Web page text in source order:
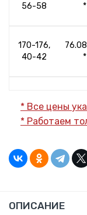
56-58
*
170-176,
40-42
*
44-46
*
170-176,
48-50
*
52-54
* Все цены
* Работаем
ОПИСАНИЕ